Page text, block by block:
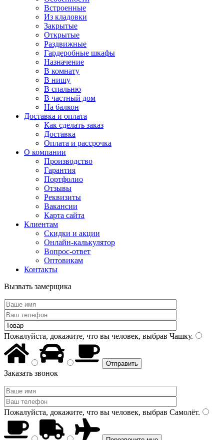
Встроенные
Из кладовки
Закрытые
Открытые
Раздвижные
Гардеробные шкафы
Назначение
В комнату
В нишу
В спальню
В частный дом
На балкон
Доставка и оплата
Как сделать заказ
Доставка
Оплата и рассрочка
О компании
Производство
Гарантия
Портфолио
Отзывы
Реквизиты
Вакансии
Карта сайта
Клиентам
Скидки и акции
Онлайн-калькулятор
Вопрос-ответ
Оптовикам
Контакты
Вызвать замерщика
Пожалуйста, докажите, что вы человек, выбрав Чашку.
Заказать звонок
Пожалуйста, докажите, что вы человек, выбрав Самолёт.